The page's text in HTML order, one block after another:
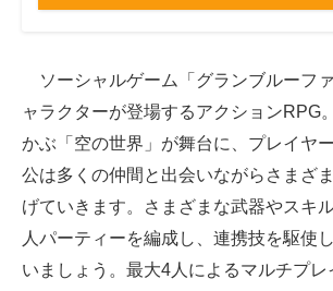
ソーシャルゲーム「グランブルーフ
ャラクターが登場するアクションRPG
かぶ「空の世界」が舞台に、プレイヤ
公は多くの仲間と出会いながらさまざ
げていきます。さまざまな武器やスキ
人パーティーを編成し、連携技を駆使
いましょう。最大4人によるマルチプレ